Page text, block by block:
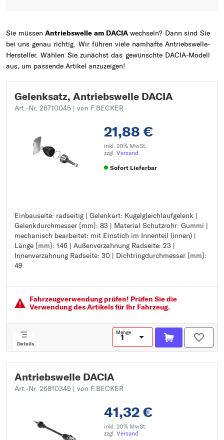
Sie müssenAntriebswelle am DACIAwechseln? Dann sind Sie
bei uns genau richtig. Wir führen viele namhafte Antriebswelle-
Hersteller. Wählen Sie zunächst das gewünschte DACIA-Modell
aus, um passende Artikel anzuzeigen!
Gelenksatz, Antriebswelle DACIA
Art.-Nr. 26710045 | von F.BECKER
21,88 €
inkl. 20% MwSt.
zzgl. Versand
Sofort Lieferbar
Einbauseite: radseitig | Gelenkart: Kugelgleichlaufgelenk |
Gelenkdurchmesser [mm]: 83 | Material Schutzrohr: Gummi |
mechanisch bearbeitet: mit Einstich im Innenteil (innen) |
Länge [mm]: 146 | Außenverzahnung Radseite: 23 |
Innenverzahnung Radseite: 30 | Dichtringdurchmesser [mm]:
49
Einbauseite: radseitig
Gelenkart: Kugelgleichlaufgelenk
Gelenkdurchmesser [mm]: 83
Material Schutzrohr: Gummi
mechanisch bearbeitet: mit Einstich im Innenteil (innen)
Länge [mm]: 146
Innenverzahnung Radseite: 30
Dichtringdurchmesser [mm]: 49
Fahrzeugver­wendung prüfen! Prüfen Sie die
Verwendung des Artikels für Ihr Fahrzeug.
Details
Menge
Antriebswelle DACIA
Art.-Nr. 26810345 | von F.BECKER
41,32 €
inkl. 20% MwSt.
zzgl. Versand